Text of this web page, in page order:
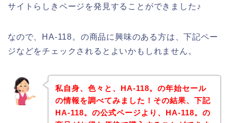
サイトらしきページを発見することができました♪
なので、HA-118。の商品に興味のある方は、下記ペー
ジなどをチェックされるとよいかもしれません。
私自身、色々と、HA-118。の年始セール
の情報を調べてみました！その結果、下記
HA-118。の公式ページより、HA-118。の